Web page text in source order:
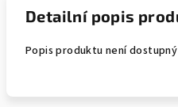
Detailní popis
Popis produktu není dostupný